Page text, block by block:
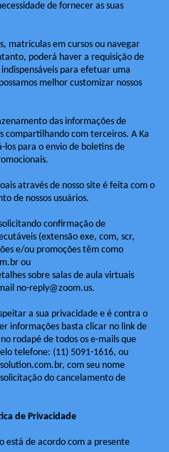
de fornecer as suas
matrículas em cursos ou navegar
poderá haver a requisição de
para efetuar uma
melhor customizar nossos
das informações de
compartilhando com terceiros. A Ka
los para o envio de boletins de
através de nosso site é feita com o
de nossos usuários.
confirmação de
(extensão exe, com, scr,
e/ou promoções têm como
ou
sobre salas de aula virtuais
no-reply@zoom.us.
a sua privacidade e é contra o
informações basta clicar no link de
rodapé de todos os e-mails que
telefone: (11) 5091-1616, ou
com seu nome
do cancelamento de
de Privacidade
está de acordo com a presente